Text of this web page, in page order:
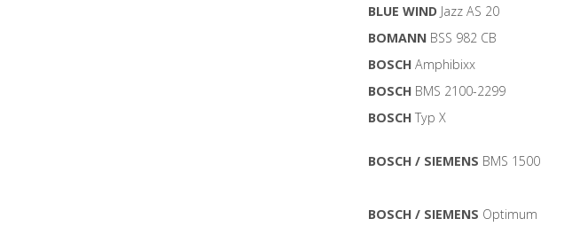
BLUE WIND Jazz AS 20
BOMANNBSS 982 CB
BOSCHAmphibixx
BOSCHBMS 2100-2299
BOSCHTyp X
BOSCH / SIEMENS BMS 1500
BOSCH / SIEMENS Optimum